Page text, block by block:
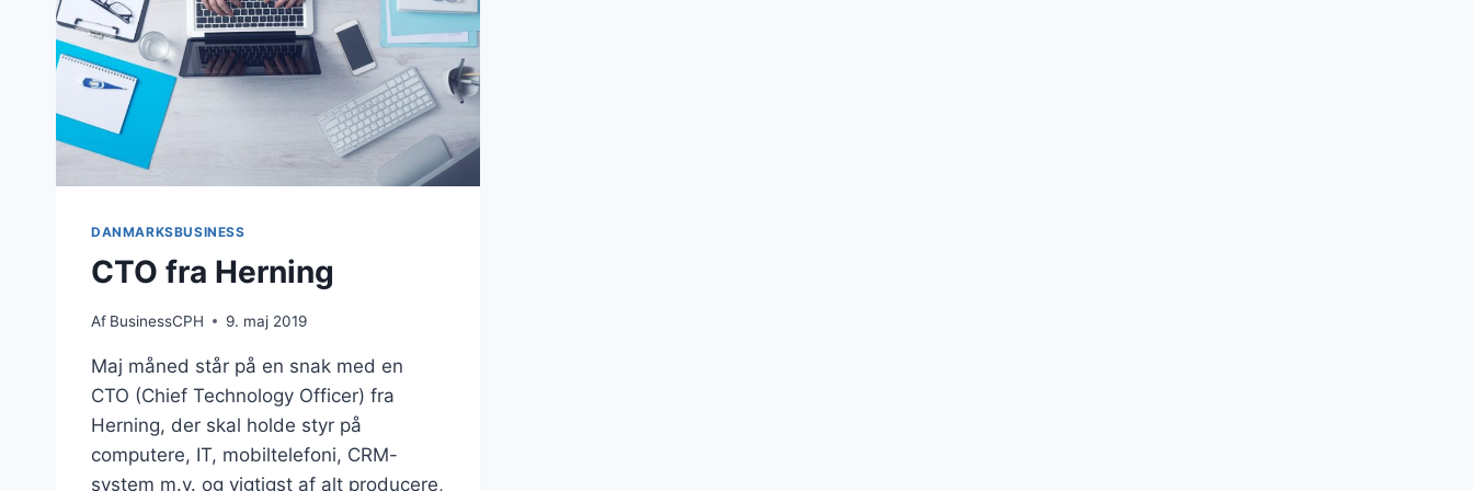
DANMARKSBUSINESS
CTO fra Herning
Af BusinessCPH 9. maj 2019
Maj måned står på en snak med en
CTO (Chief Technology Officer) fra
Herning, der skal holde styr på
computere, IT, mobiltelefoni, CRM-
system m.v. og vigtigst af alt producere,